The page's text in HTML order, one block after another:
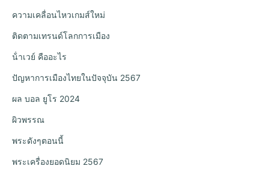
ความเคลื่อนไหวเกมส์ใหม่
ติดตามเทรนด์โลกการเมือง
น้ําเวย์ คืออะไร
ปัญหาการเมืองไทยในปัจจุบัน 2567
ผล บอล ยูโร 2024
ผิวพรรณ
พระดังๆตอนนี้
พระเครื่องยอดนิยม 2567